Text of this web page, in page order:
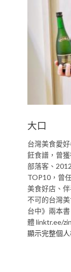
大口
台灣美食愛
飪食譜，曾
部落客、
TOP10，曾
美食好店、
不可的台灣
台中》兩本
體 linktr.ee/
顯示完整個